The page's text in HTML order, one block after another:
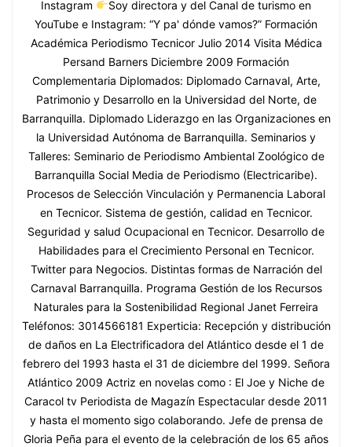
Instagram
Soy directora y del Canal de turismo en
YouTube e Instagram: “Y pa' dónde vamos?” Formación
Académica Periodismo Tecnicor Julio 2014 Visita Médica
Persand Barners Diciembre 2009 Formación
Complementaria Diplomados: Diplomado Carnaval, Arte,
Patrimonio y Desarrollo en la Universidad del Norte, de
Barranquilla. Diplomado Liderazgo en las Organizaciones en
la Universidad Autónoma de Barranquilla. Seminarios y
Talleres: Seminario de Periodismo Ambiental Zoológico de
Barranquilla Social Media de Periodismo (Electricaribe).
Procesos de Selección Vinculación y Permanencia Laboral
en Tecnicor. Sistema de gestión, calidad en Tecnicor.
Seguridad y salud Ocupacional en Tecnicor. Desarrollo de
Habilidades para el Crecimiento Personal en Tecnicor.
Twitter para Negocios. Distintas formas de Narración del
Carnaval Barranquilla. Programa Gestión de los Recursos
Naturales para la Sostenibilidad Regional Janet Ferreira
Teléfonos: 3014566181 Experticia: Recepción y distribución
de daños en La Electrificadora del Atlántico desde el 1 de
febrero del 1993 hasta el 31 de diciembre del 1999. Señora
Atlántico 2009 Actriz en novelas como : El Joe y Niche de
Caracol tv Periodista de Magazín Espectacular desde 2011
y hasta el momento sigo colaborando. Jefe de prensa de
Gloria Peña para el evento de la celebración de los 65 años